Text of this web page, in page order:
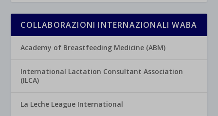
COLLABORAZIONI INTERNAZIONALI WABA
Academy of Breastfeeding Medicine (ABM)
International Lactation Consultant Association
(ILCA)
La Leche League International